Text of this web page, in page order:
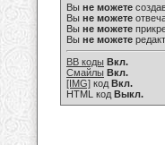
Вы не можете
Вы не можете
Вы не можете
Вы не можете
BB коды Вкл.
Смайлы Вкл.
[IMG] код Вкл.
HTML код Выкл.